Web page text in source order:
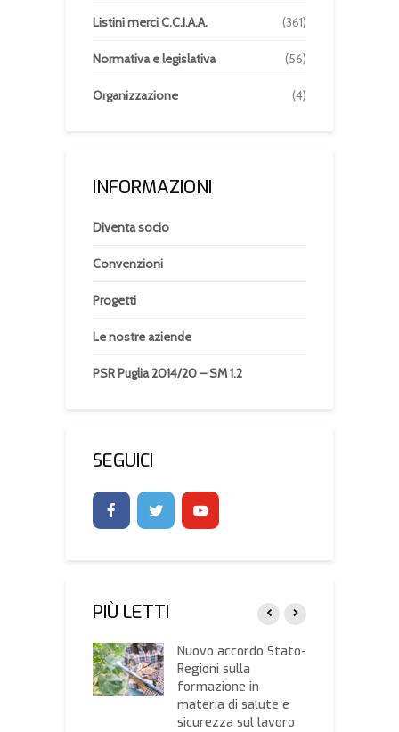
Listini merci C.C.I.A.A. (361)
Normativa e legislativa (56)
Organizzazione (4)
INFORMAZIONI
Diventa socio
Convenzioni
Progetti
Le nostre aziende
PSR Puglia 2014/20 – SM 1.2
SEGUICI
PIÙ LETTI
Nuovo accordo Stato-
Regioni sulla
formazione in
materia di salute e
sicurezza sul lavoro